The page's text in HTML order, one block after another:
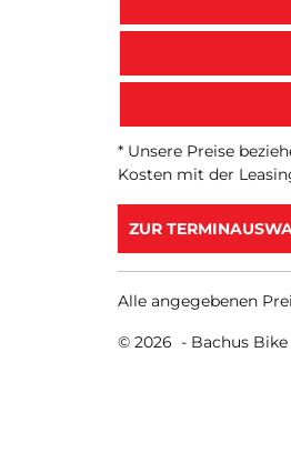
* Unsere Preise
Kosten mit der
ZUR
Alle angegebenen
© 2026 - Bachus